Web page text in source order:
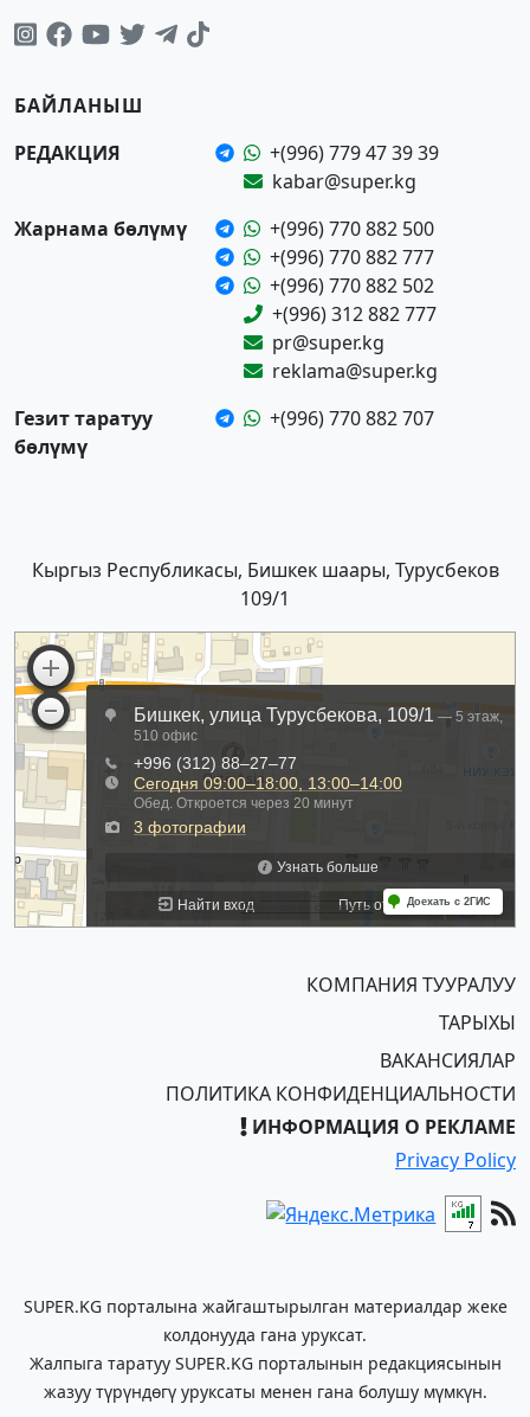
БАЙЛАНЫШ
РЕДАКЦИЯ
+(996) 779 47 39 39
kabar@super.kg
Жарнама бөлүмү
+(996) 770 882 500
+(996) 770 882 777
+(996) 770 882 502
+(996) 312 882 777
pr@super.kg
reklama@super.kg
Гезит таратуу
бөлүмү
+(996) 770 882 707
Кыргыз Республикасы, Бишкек шаары, Турусбеков
109/1
КОМПАНИЯ ТУУРАЛУУ
ТАРЫХЫ
ВАКАНСИЯЛАР
ПОЛИТИКА КОНФИДЕНЦИАЛЬНОСТИ
ИНФОРМАЦИЯ О РЕКЛАМЕ
Privacy Policy
SUPER.KG порталына жайгаштырылган материалдар жеке
колдонууда гана уруксат.
Жалпыга таратуу SUPER.KG порталынын редакциясынын
жазуу түрүндөгү уруксаты менен гана болушу мүмкүн.